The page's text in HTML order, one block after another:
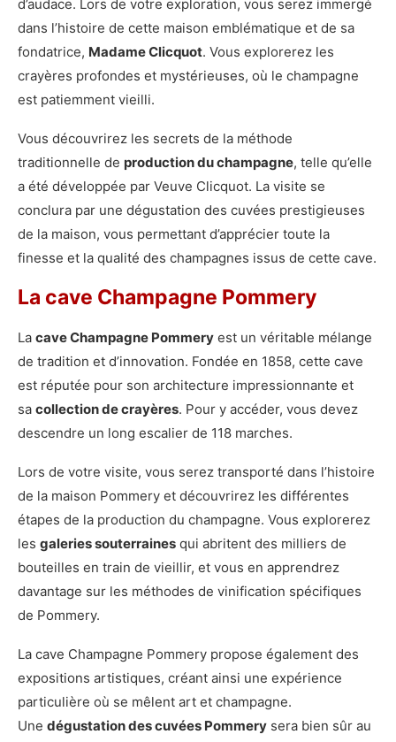
d’audace. Lors de votre exploration, vous serez immergé
dans l’histoire de cette maison emblématique et de sa
fondatrice, Madame Clicquot. Vous explorerez les
crayères profondes et mystérieuses, où le champagne
est patiemment vieilli.
Vous découvrirez les secrets de la méthode
traditionnelle de production du champagne, telle qu’elle
a été développée par Veuve Clicquot. La visite se
conclura par une dégustation des cuvées prestigieuses
de la maison, vous permettant d’apprécier toute la
finesse et la qualité des champagnes issus de cette cave.
La cave Champagne Pommery
La cave Champagne Pommery est un véritable mélange
de tradition et d’innovation. Fondée en 1858, cette cave
est réputée pour son architecture impressionnante et
sa collection de crayères. Pour y accéder, vous devez
descendre un long escalier de 118 marches.
Lors de votre visite, vous serez transporté dans l’histoire
de la maison Pommery et découvrirez les différentes
étapes de la production du champagne. Vous explorerez
les galeries souterraines qui abritent des milliers de
bouteilles en train de vieillir, et vous en apprendrez
davantage sur les méthodes de vinification spécifiques
de Pommery.
La cave Champagne Pommery propose également des
expositions artistiques, créant ainsi une expérience
particulière où se mêlent art et champagne.
Une dégustation des cuvées Pommery sera bien sûr au